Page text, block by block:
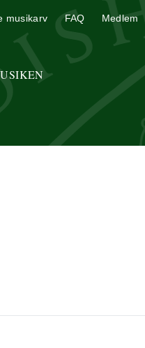
musikarv FAQ Medlem